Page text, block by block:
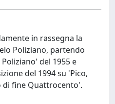
in rassegna la
Poliziano, partendo
del 1955 e
del 1994 su 'Pico,
di fine Quattrocento'.